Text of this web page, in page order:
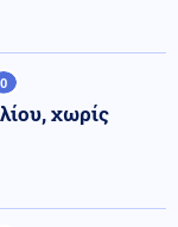
0
χωρίς